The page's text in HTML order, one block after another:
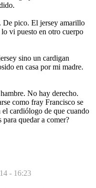
De pico. El jersey amarillo
vi puesto en otro cuerpo
sino un cardigan
en casa por mi madre.
No hay derecho.
como fray Francisco se
cardiólogo de que cuando
quedar a comer?
- 16:23